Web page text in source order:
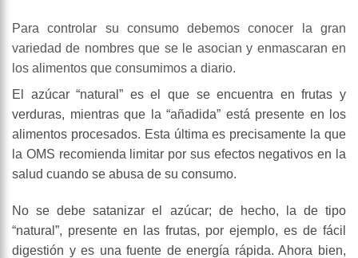
Para controlar su consumo debemos conocer la gran
variedad de nombres que se le asocian y enmascaran en
los alimentos que consumimos a diario.
El azúcar “natural” es el que se encuentra en frutas y
verduras, mientras que la “añadida” está presente en los
alimentos procesados. Esta última es precisamente la que
la OMS recomienda limitar por sus efectos negativos en la
salud cuando se abusa de su consumo.
No se debe satanizar el azúcar; de hecho, la de tipo
“natural”, presente en las frutas, por ejemplo, es de fácil
digestión y es una fuente de energía rápida. Ahora bien,